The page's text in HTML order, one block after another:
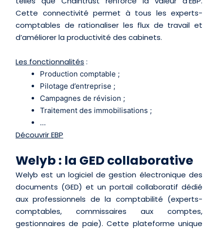
Cette connectivité permet à tous les experts-
comptables de rationaliser les flux de travail et
d’améliorer la productivité des cabinets.
Les fonctionnalités :
Production comptable ;
Pilotage d’entreprise ;
Campagnes de révision ;
Traitement des immobilisations ;
…
Découvrir EBP
Welyb : la GED collaborative
Welyb est un logiciel de gestion électronique des
documents (GED) et un portail collaboratif dédié
aux professionnels de la comptabilité (experts-
comptables, commissaires aux comptes,
gestionnaires de paie). Cette plateforme unique